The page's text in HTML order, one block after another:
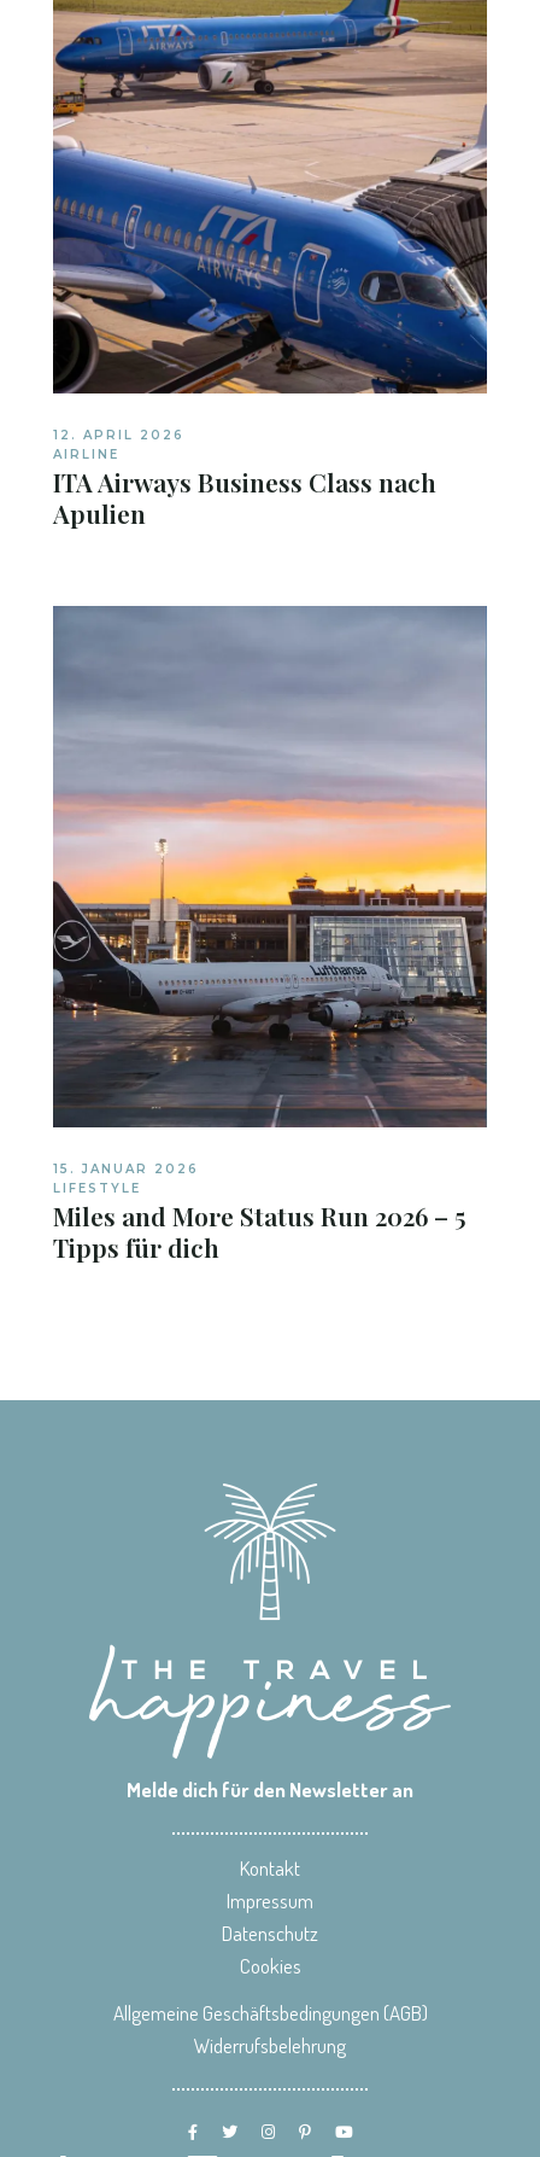
12. APRIL 2026
AIRLINE
ITA Airways Business Class nach
Apulien
15. JANUAR 2026
LIFESTYLE
Miles and More Status Run 2026 – 5
Tipps für dich
Melde dich für den Newsletter an
Kontakt
Impressum
Datenschutz
Cookies
Allgemeine Geschäftsbedingungen (AGB)
Widerrufsbelehrung